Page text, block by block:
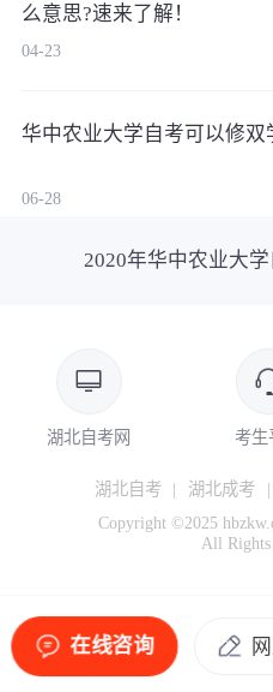
么意思?速来了解！
04-23
华中农业大学自考可以修双
06-28
2020年华中农业大
湖北自考网 考生
湖北自考 | 湖北成考 |
Copyright ©2025
All Rights
在线咨询